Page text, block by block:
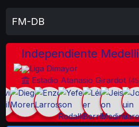
FM-DB
Independiente
Liga Dimayor
Estadio Atanasio Girardot